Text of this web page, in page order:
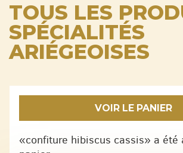
TOUS LES
SPÉCIALITÉS
ARIÉGEOISES
VOIR LE PANIER
«confiture hibiscus cassis» a été